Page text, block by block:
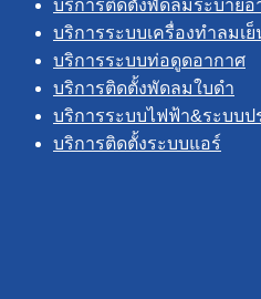
บริการติดตั้งพัดลมระบายอ
บริการระบบเครื่องทำลมเย็
บริการระบบท่อดูดอากาศ
บริการติดตั้งพัดลมใบดำ
บริการระบบไฟฟ้า&ระบบป
บริการติดตั้งระบบแอร์